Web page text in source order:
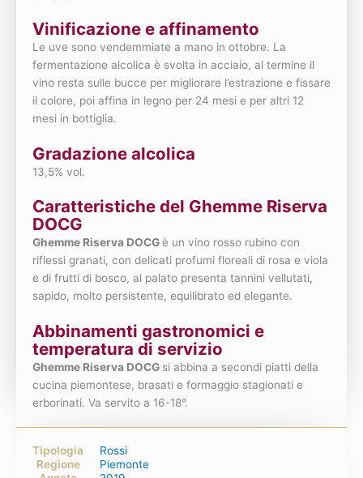
Vinificazione e affinamento
Le uve sono vendemmiate a mano in ottobre. La
fermentazione alcolica è svolta in acciaio, al termine il
vino resta sulle bucce per migliorare l’estrazione e fissare
il colore, poi affina in legno per 24 mesi e per altri 12
mesi in bottiglia.
Gradazione alcolica
13,5% vol.
Caratteristiche del Ghemme Riserva
DOCG
Ghemme Riserva DOCGè un vino rosso rubino con
riflessi granati, con delicati profumi floreali di rosa e viola
e di frutti di bosco, al palato presenta tannini vellutati,
sapido, molto persistente, equilibrato ed elegante.
Abbinamenti gastronomici e
temperatura di servizio
Ghemme Riserva DOCG si abbina a secondi piatti della
cucina piemontese, brasati e formaggio stagionati e
erborinati. Va servito a 16-18°.
Tipologia
Rossi
Regione
Piemonte